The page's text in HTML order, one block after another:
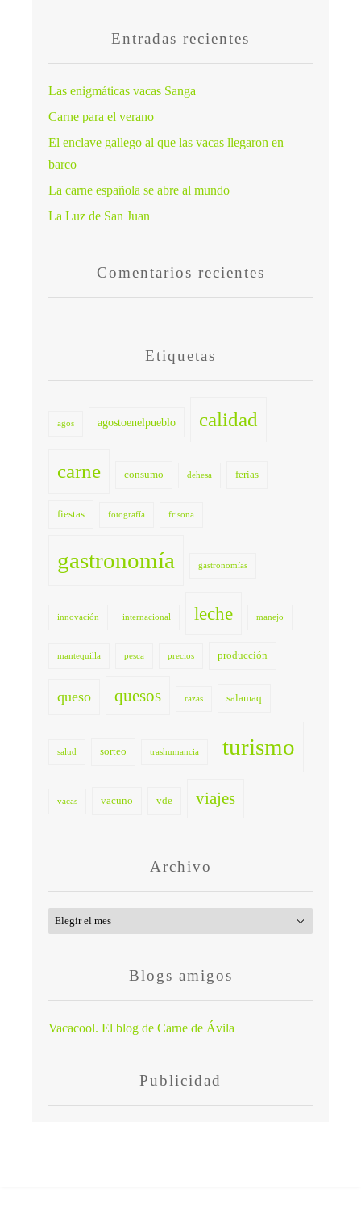
Entradas recientes
Las enigmáticas vacas Sanga
Carne para el verano
El enclave gallego al que las vacas llegaron en
barco
La carne española se abre al mundo
La Luz de San Juan
Comentarios recientes
Etiquetas
agos agostoenelpueblo calidad
carne consumo dehesa ferias
fiestas fotografía frisona
gastronomía gastronomías
innovación internacional leche manejo
mantequilla pesca precios producción
queso quesos razas salamaq
salud sorteo trashumancia turismo
vacas vacuno vde viajes
Archivo
Archivo
Blogs amigos
Vacacool. El blog de Carne de Ávila
Publicidad